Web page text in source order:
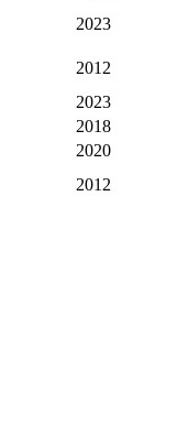
2023
2012
2023
2018
2020
2012